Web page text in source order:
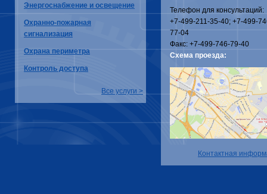
Энергоснабжение и освещение
Охранно-пожарная
сигнализация
Охрана периметра
Контроль доступа
Все услуги >
Телефон для консультаций:
+7-499-211-35-40; +7-499-
77-04
Факс: +7-499-746-79-40
Схема проезда:
Контактная